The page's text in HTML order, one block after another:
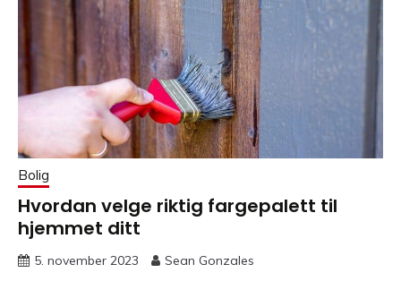
Bolig
Hvordan velge riktig fargepalett til
hjemmet ditt
5. november 2023 Sean Gonzales